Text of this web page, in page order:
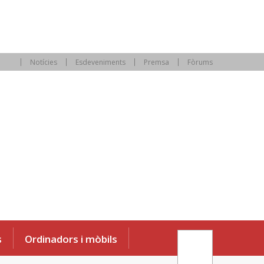
Notícies Esdeveniments Premsa Fòrums
Ordinadors i mòbils